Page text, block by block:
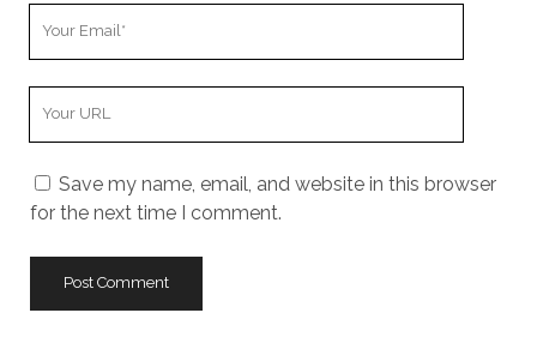
Save my name, email, and website in this browser
for the next time I comment.